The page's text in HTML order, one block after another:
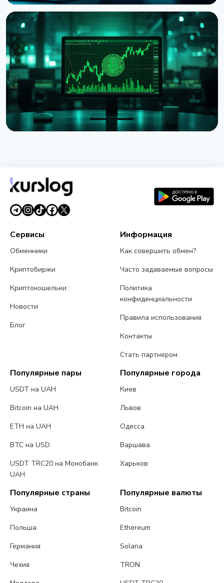
НОВОСТЬ
Strategy получила убыток $8,22 млрд во втором
квартале из-за падения Bitcoin
31 июля 2026 г.5 мин чтения
26 июля 2026 г.4 мин чтения
Сервисы
Обменники
Криптобиржи
Криптокошельки
Новости
Блог
Информация
Как совершить обмен?
Часто задаваемые вопросы
Политика
конфиденциальности
Правила использования
Контакты
Стать партнером
Популярные пары
USDT на UAH
Bitcoin на UAH
ETH на UAH
BTC на USD
USDT TRC20 на Монобанк
UAH
Популярные города
Киев
Львов
Одесса
Варшава
Харьков
Популярные страны
Украина
Польша
Германия
Чехия
Популярные валюты
Bitcoin
Ethereum
Solana
TRON